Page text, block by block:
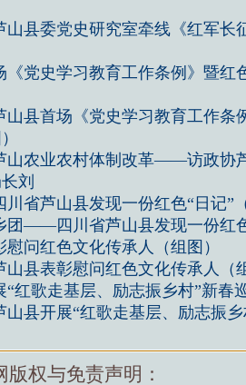
山县委党史研究室牵线《红军长
《党史学习教育工作条例》暨红
山县首场《党史学习教育工作条
山农业农村体制改革——访政协
刘
省芦山县发现一份红色“日记”
团——四川省芦山县发现一份红
问红色文化传承人（组图）
山县表彰慰问红色文化传承人（
“红歌走基层、励志振乡村”新春
山县开展“红歌走基层、励志振
权与免责声明：